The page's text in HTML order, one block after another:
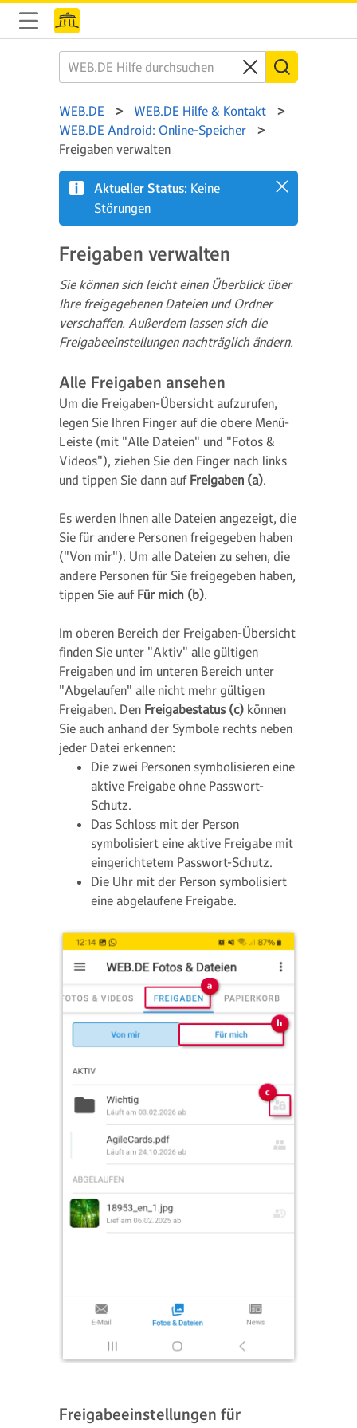
WEB.DE
WEB.DE Hilfe & Kontakt
WEB.DE Android: Online-Speicher
Freigaben verwalten
Aktueller Status: Keine
Störungen
Freigaben verwalten
Sie können sich leicht einen Überblick über
Ihre freigegebenen Dateien und Ordner
verschaffen. Außerdem lassen sich die
Freigabeeinstellungen nachträglich ändern.
Alle Freigaben ansehen
Um die Freigaben-Übersicht aufzurufen,
legen Sie Ihren Finger auf die obere Menü-
Leiste (mit "Alle Dateien" und "Fotos &
Videos"), ziehen Sie den Finger nach links
und tippen Sie dann auf Freigaben (a).
Es werden Ihnen alle Dateien angezeigt, die
Sie für andere Personen freigegeben haben
("Von mir"). Um alle Dateien zu sehen, die
andere Personen für Sie freigegeben haben,
tippen Sie auf Für mich (b).
Im oberen Bereich der Freigaben-Übersicht
finden Sie unter "Aktiv" alle gültigen
Freigaben und im unteren Bereich unter
"Abgelaufen" alle nicht mehr gültigen
Freigaben. Den Freigabestatus (c) können
Sie auch anhand der Symbole rechts neben
jeder Datei erkennen:
Die zwei Personen symbolisieren eine
aktive Freigabe ohne Passwort-
Schutz.
Das Schloss mit der Person
symbolisiert eine aktive Freigabe mit
eingerichtetem Passwort-Schutz.
Die Uhr mit der Person symbolisiert
eine abgelaufene Freigabe.
Freigabeeinstellungen für